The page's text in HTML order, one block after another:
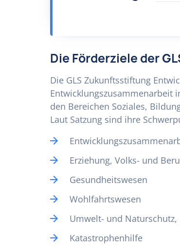
Die Förderziele der
Die GLS Zukunftsstiftung
Entwicklungszusammenarbeit
den Bereichen Soziales,
Laut Satzung sind ihre
Erziehung, Volks- und
Gesundheitswesen
Wohlfahrtswesen
Umwelt- und
Katastrophenhilfe